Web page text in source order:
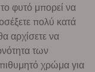
φυτό μπορεί να
πολύ κατά
αρχίσετε να
των
χρώμα για